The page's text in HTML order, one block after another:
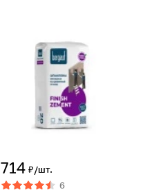
714 ₽/шт.
6